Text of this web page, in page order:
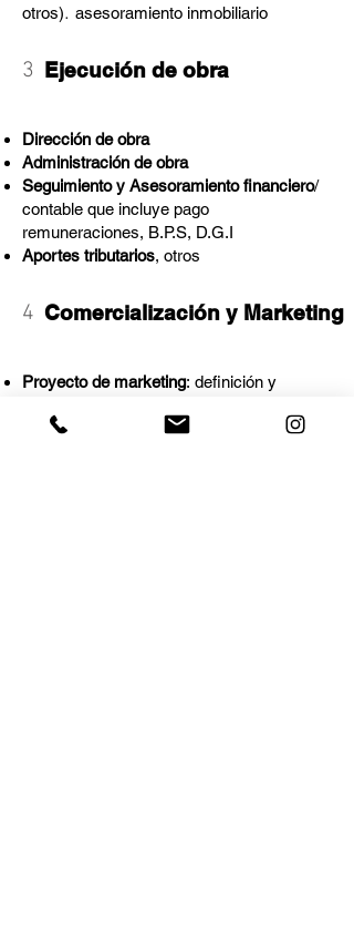
otros). asesoramiento inmobiliario
3 Ejecución de obra
Dirección de obra
Administración de obra
Seguimiento y Asesoramiento financiero/
contable que incluye pago
remuneraciones, B.P.S, D.G.I
Aportes tributarios, otros
4 Comercialización y Marketing
Proyecto de marketing: definición y
logo de proyecto, diseño del cartel de